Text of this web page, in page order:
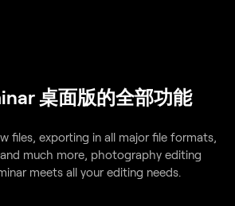
桌面版的全部功能
files, exporting in all major file formats,
much more, photography editing
meets all your editing needs.